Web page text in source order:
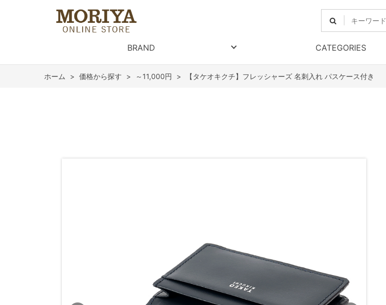
BRAND CATEGORIES
ホーム > 価格から探す > ～11,000円 > 【タケオキクチ】フレッシャーズ 名刺入れ パスケース付き